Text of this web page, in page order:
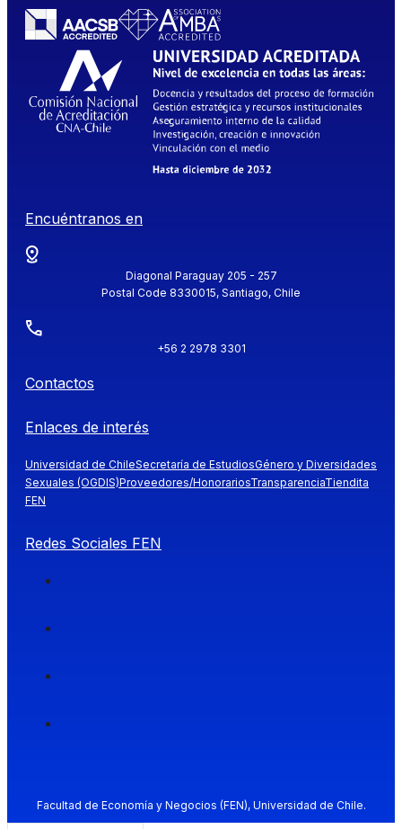
Encuéntranos en
Diagonal Paraguay 205 - 257
Postal Code 8330015, Santiago, Chile
+56 2 2978 3301
Contactos
Enlaces de interés
Universidad de ChileSecretaría de EstudiosGénero y Diversidades
Sexuales (OGDIS)Proveedores/HonorariosTransparenciaTiendita
FEN
Redes Sociales FEN
Facultad de Economía y Negocios (FEN), Universidad de Chile.